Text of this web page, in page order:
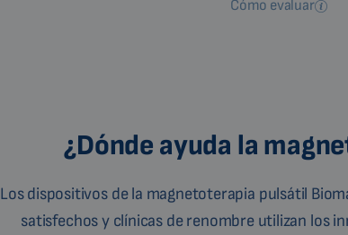
Cómo evaluar
¿Dónde ayuda la
Los dispositivos de la magnetoterapia pulsátil
satisfechos y clínicas de renombre utilizan los